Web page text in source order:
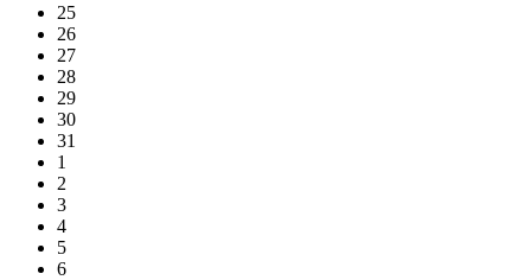
25
26
27
28
29
30
31
1
2
3
4
5
6